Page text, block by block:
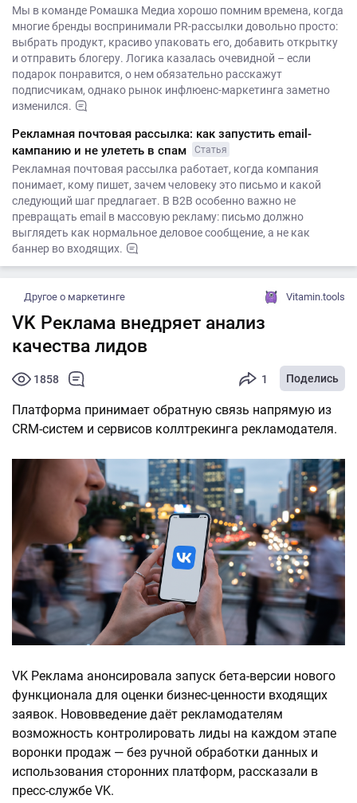
Мы в команде Ромашка Медиа хорошо помним времена, когда
многие бренды воспринимали PR-рассылки довольно просто:
выбрать продукт, красиво упаковать его, добавить открытку
и отправить блогеру. Логика казалась очевидной – если
подарок понравится, о нем обязательно расскажут
подписчикам, однако рынок инфлюенс-маркетинга заметно
изменился.
Рекламная почтовая рассылка: как запустить email-
кампанию и не улететь в спам
Статья
Рекламная почтовая рассылка работает, когда компания
понимает, кому пишет, зачем человеку это письмо и какой
следующий шаг предлагает. В B2B особенно важно не
превращать email в массовую рекламу: письмо должно
выглядеть как нормальное деловое сообщение, а не как
баннер во входящих.
Другое о маркетинге Vitamin.tools
VK Реклама внедряет анализ
качества лидов
1858 1 Поделись
Платформа принимает обратную связь напрямую из
CRM-систем и сервисов коллтрекинга рекламодателя.
VK Реклама анонсировала запуск бета-версии нового
функционала для оценки бизнес-ценности входящих
заявок. Нововведение даёт рекламодателям
возможность контролировать лиды на каждом этапе
воронки продаж — без ручной обработки данных и
использования сторонних платформ, рассказали в
пресс-службе VK.